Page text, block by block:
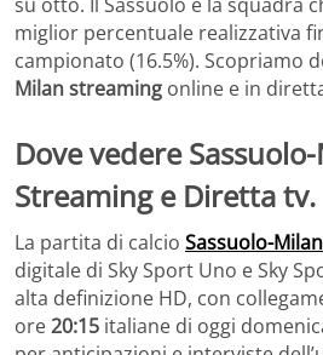
miglior percentuale realizzativa
campionato (16.5%). Scopriamo
Milan streaming online e in
Dove vedere
Streaming e Diretta tv.
La partita di calcio Sassuolo-Milan
digitale di Sky Sport Uno e Sky
alta definizione HD, con
ore20:15 italiane di oggi